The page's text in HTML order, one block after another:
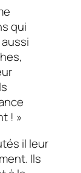
qui
! »
il leur
Ils